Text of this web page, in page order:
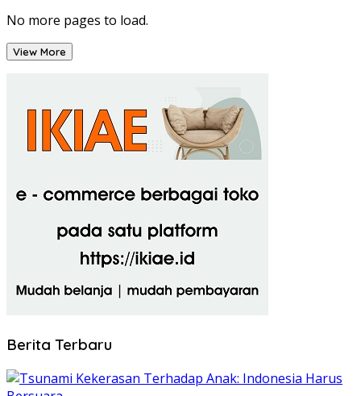
No more pages to load.
View More
Berita Terbaru